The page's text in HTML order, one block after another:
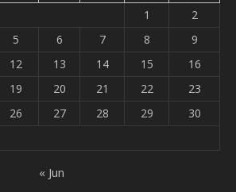
1
2
5 6 7 8
9
12 13 14 15
16
19 20 21 22
23
26 27 28 29
30
« Jun